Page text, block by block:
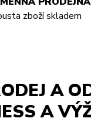
zboží skladem
A
A